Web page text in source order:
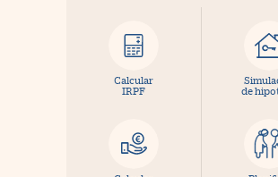
Calcular
IRPF
de